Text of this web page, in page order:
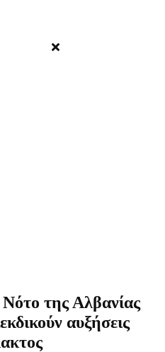
της Αλβανίας
αυξήσεις